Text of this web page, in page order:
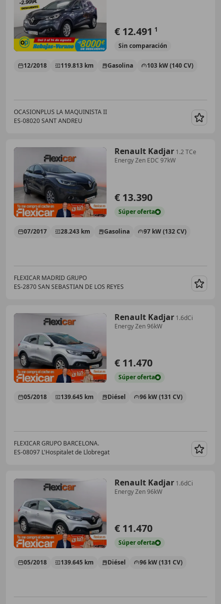
€ 12.491 1
Sin comparación
12/2018 119.813 km Gasolina 103 kW (140 CV)
OCASIONPLUS LA MAQUINISTA II
ES-08020 SANT ANDREU
Renault Kadjar 1.2 TCe
Energy Zen EDC 97kW
€ 13.390
Súperoferta
07/2017 28.243 km Gasolina 97 kW (132 CV)
FLEXICAR MADRID GRUPO
ES-2870 SAN SEBASTIAN DE LOS REYES
Renault Kadjar 1.6dCi
Energy Zen 96kW
€ 11.470
Súperoferta
05/2018 139.645 km Diésel 96 kW (131 CV)
FLEXICAR GRUPO BARCELONA.
ES-08097 L'Hospitalet de Llobregat
Renault Kadjar 1.6dCi
Energy Zen 96kW
€ 11.470
Súperoferta
05/2018 139.645 km Diésel 96 kW (131 CV)